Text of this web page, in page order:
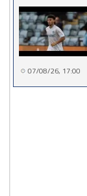
07/08/26, 17:00